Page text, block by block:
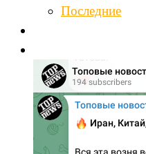
Последние